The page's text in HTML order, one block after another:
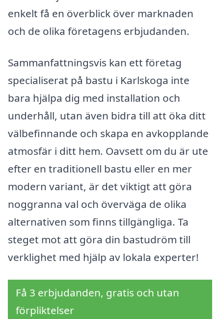
enkelt få en överblick över marknaden
och de olika företagens erbjudanden.
Sammanfattningsvis kan ett företag
specialiserat på bastu i Karlskoga inte
bara hjälpa dig med installation och
underhåll, utan även bidra till att öka ditt
välbefinnande och skapa en avkopplande
atmosfär i ditt hem. Oavsett om du är ute
efter en traditionell bastu eller en mer
modern variant, är det viktigt att göra
noggranna val och överväga de olika
alternativen som finns tillgängliga. Ta
steget mot att göra din bastudröm till
verklighet med hjälp av lokala experter!
Få 3 erbjudanden, gratis och utan
förpliktelser